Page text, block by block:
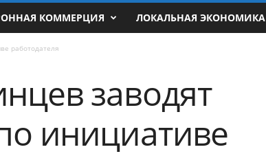
КОММЕРЦИЯ ЛОКАЛЬНАЯ ЭКОНОМИКА
работодателя
заводят
инициативе